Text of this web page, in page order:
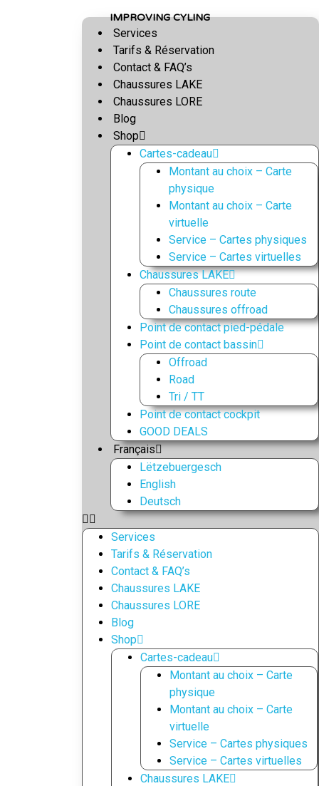
IMPROVING CYLING
Services
Tarifs & Réservation
Contact & FAQ’s
Chaussures LAKE
Chaussures LORE
Blog
Shop
Cartes-cadeau
Montant au choix – Carte
physique
Montant au choix – Carte
virtuelle
Service – Cartes physiques
Service – Cartes virtuelles
Chaussures LAKE
Chaussures route
Chaussures offroad
Point de contact pied-pédale
Point de contact bassin
Offroad
Road
Tri / TT
Point de contact cockpit
GOOD DEALS
Français
Lëtzebuergesch
English
Deutsch
Services
Tarifs & Réservation
Contact & FAQ’s
Chaussures LAKE
Chaussures LORE
Blog
Shop
Cartes-cadeau
Montant au choix – Carte
physique
Montant au choix – Carte
virtuelle
Service – Cartes physiques
Service – Cartes virtuelles
Chaussures LAKE